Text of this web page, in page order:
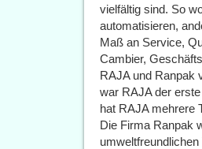
vielfältig sind. So
automatisieren,
Maß an Service,
Cambier,
RAJA und Ranpak
war RAJA der
hat RAJA mehrere
Die Firma Ranpak